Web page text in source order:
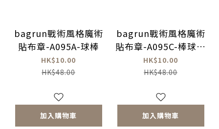
bagrun戰術風格魔術
貼布章-A095A-球棒
HK$10.00
HK$48.00
加入購物車
bagrun戰術風格魔術
貼布章-A095C-棒球手
套
HK$10.00
HK$48.00
加入購物車